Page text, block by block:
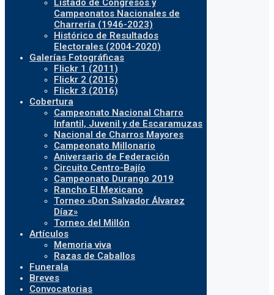
Listado de Congresos y
Campeonatos Nacionales de
Charrería (1946-2023)
Histórico de Resultados
Electorales (2004-2020)
Galerías Fotográficas
Flickr 1 (2011)
Flickr 2 (2015)
Flickr 3 (2016)
Cobertura
Campeonato Nacional Charro
Infantil, Juvenil y de Escaramuzas
Nacional de Charros Mayores
Campeonato Millonario
Aniversario de Federación
Circuito Centro-Bajío
Campeonato Durango 2019
Rancho El Mexicano
Torneo «Don Salvador Álvarez
Díaz»
Torneo del Millón
Artículos
Memoria viva
Razas de Caballos
Funerala
Breves
Convocatorias